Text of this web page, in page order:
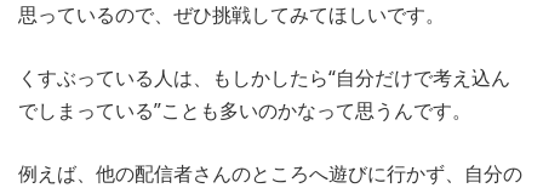
思っているので、ぜひ挑戦してみてほしいです。
くすぶっている人は、もしかしたら“自分だけで考え込ん
でしまっている”ことも多いのかなって思うんです。
例えば、他の配信者さんのところへ遊びに行かず、自分の